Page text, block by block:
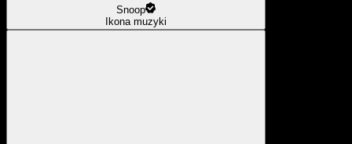
Snoop
Ikona muzyki